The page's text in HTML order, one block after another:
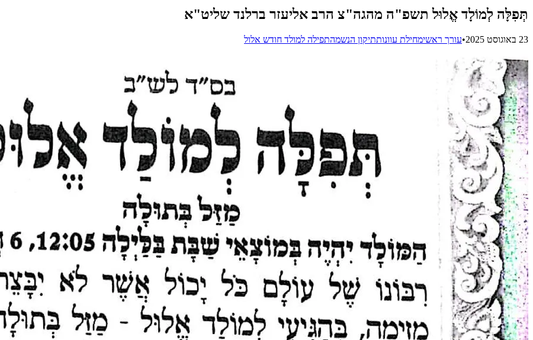
תְּפִלָּה לְמוֹלָד אֱלוּל תשפ"ה מהגה"צ הרב אליעזר ברלנד שליט"א
23 באוגוסט 2025 •עורך ראשימחילת עוונותתיקון הנשמהתפילה למולד חודש אלול